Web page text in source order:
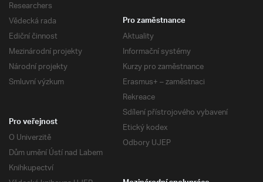
Researchers
Vědecká rada
Ediční činnost
Mezinárodní projekty
Národní projekty
Smluvní výzkum
Pro zaměstnance
Aktuality
Informační systémy
Kurzy pro zaměstnance
Erasmus+ – zaměstnaci
Rekreace
Sdílení přístrojového vybavení
Etický kodex
Odbory UJEP
Pro veřejnost
O Univerzitě
Dům umění Ústí nad Labem
Knihkupectví